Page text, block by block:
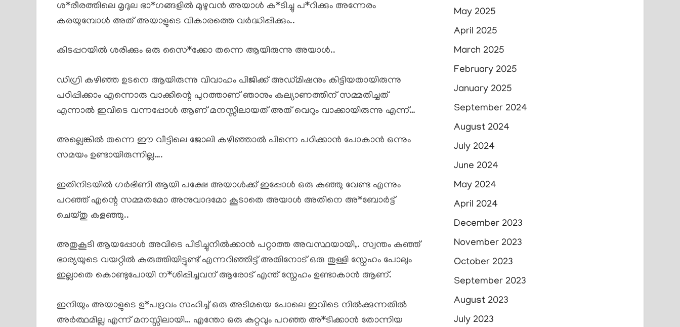
ശ*രീരത്തിലെ മൃദുല ഭാ*ഗങ്ങളിൽ മുഴുവൻ അയാൾ ക*ടിച്ചു പ*റിക്കും അന്നേരം
കരയുമ്പോൾ അത് അയാളുടെ വികാരത്തെ വർദ്ധിപ്പിക്കും..
കിടപ്പറയിൽ ശരിക്കും ഒരു സൈ*ക്കോ തന്നെ ആയിരുന്നു അയാൾ..
ഡിഗ്രി കഴിഞ്ഞ ഉടനെ ആയിരുന്നു വിവാഹം പിജിക്ക് അഡ്മിഷനും കിട്ടിയതായിരുന്നു
പഠിപ്പിക്കാം എന്നൊരു വാക്കിന്റെ പുറത്താണ് ഞാനും കല്യാണത്തിന് സമ്മതിച്ചത്
എന്നാൽ ഇവിടെ വന്നപ്പോൾ ആണ് മനസ്സിലായത് അത് വെറും വാക്കായിരുന്നു എന്ന്…
അല്ലെങ്കിൽ തന്നെ ഈ വീട്ടിലെ ജോലി കഴിഞ്ഞാൽ പിന്നെ പഠിക്കാൻ പോകാൻ ഒന്നും
സമയം ഉണ്ടായിരുന്നില്ല….
ഇതിനിടയിൽ ഗർഭിണി ആയി പക്ഷേ അയാൾക്ക് ഇപ്പോൾ ഒരു കുഞ്ഞു വേണ്ട എന്നും
പറഞ്ഞ് എന്റെ സമ്മതമോ അനുവാദമോ കൂടാതെ അയാൾ അതിനെ അ*ബോർട്ട്
ചെയ്തു കളഞ്ഞു..
അതുകൂടി ആയപ്പോൾ അവിടെ പിടിച്ചുനിൽക്കാൻ പറ്റാത്ത അവസ്ഥയായി,. സ്വന്തം കുഞ്ഞ്
ഭാര്യയുടെ വയറ്റിൽ കുരുത്തിയിട്ടുണ്ട് എന്നറിഞ്ഞിട്ട് അതിനോട് ഒരു തുള്ളി സ്നേഹം പോലും
ഇല്ലാതെ കൊണ്ടുപോയി ന*ശിപ്പിച്ചവന് ആരോട് എന്ത് സ്നേഹം ഉണ്ടാകാൻ ആണ്.
ഇനിയും അയാളുടെ ഉ*പദ്രവം സഹിച്ച് ഒരു അടിമയെ പോലെ ഇവിടെ നിൽക്കുന്നതിൽ
അർത്ഥമില്ല എന്ന് മനസ്സിലായി… എന്തോ ഒരു കുറ്റവും പറഞ്ഞ അ*ടിക്കാൻ തോന്നിയ
May 2025
April 2025
March 2025
February 2025
January 2025
September 2024
August 2024
July 2024
June 2024
May 2024
April 2024
December 2023
November 2023
October 2023
September 2023
August 2023
July 2023